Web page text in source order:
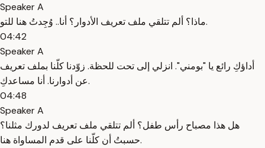
Speaker A
ماذا؟ ألم تتلقي ملف تعريف الأدوار؟ أنا.. وُجِدتُ هنا للتو.
04:42
Speaker A
أداؤكِ رائع يا "بومني". انزلي إلى تحت للحظة. زوّدنا كلّنا بملف تعريف
عن أدوارنا. أنا مساعدكِ.
04:48
Speaker A
هل هذا مصباح رأس طفل؟ ألم تتلقي ملف تعريف لدورك مثلنا؟
حسبتُ أن كلّنا على قدم المساواة هنا.